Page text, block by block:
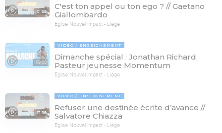
101:55
C'est ton appel ou ton ego ? // Gaetano
Giallombardo
Eglise Nouvel Impact - Liège
109:00
VIDÉO ENSEIGNEMENT
Dimanche spécial : Jonathan Richard,
Pasteur jeunesse Momentum
Eglise Nouvel Impact - Liège
117:36
VIDÉO ENSEIGNEMENT
Refuser une destinée écrite d’avance //
Salvatore Chiazza
Eglise Nouvel Impact - Liège